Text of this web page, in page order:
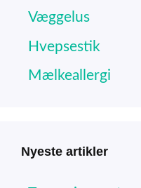
Væggelus
Hvepsestik
Mælkeallergi
Nyeste artikler